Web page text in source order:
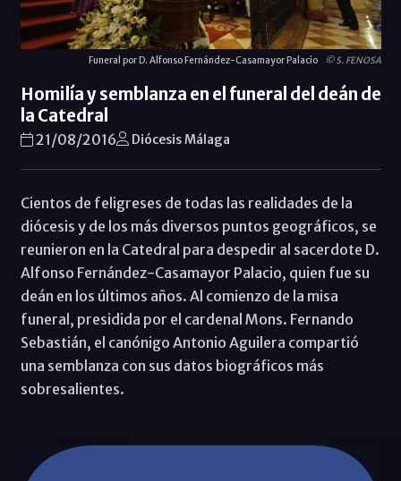
Funeral por D. Alfonso Fernández-Casamayor Palacio © S. FENOSA
Homilía y semblanza en el funeral del deán de
la Catedral
21/08/2016 Diócesis Málaga
Cientos de feligreses de todas las realidades de la
diócesis y de los más diversos puntos geográficos, se
reunieron en la Catedral para despedir al sacerdote D.
Alfonso Fernández-Casamayor Palacio, quien fue su
deán en los últimos años. Al comienzo de la misa
funeral, presidida por el cardenal Mons. Fernando
Sebastián, el canónigo Antonio Aguilera compartió
una semblanza con sus datos biográficos más
sobresalientes.